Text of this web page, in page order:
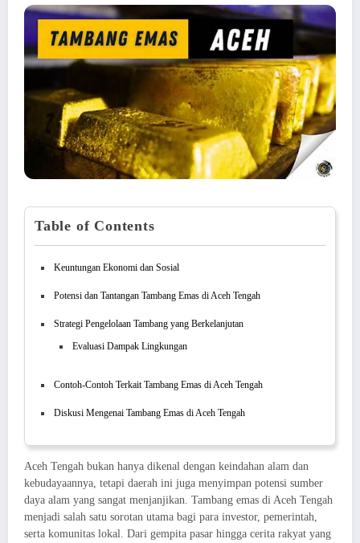
Table of Contents
Keuntungan Ekonomi dan Sosial
Potensi dan Tantangan Tambang Emas di Aceh Tengah
Strategi Pengelolaan Tambang yang Berkelanjutan
Evaluasi Dampak Lingkungan
Contoh-Contoh Terkait Tambang Emas di Aceh Tengah
Diskusi Mengenai Tambang Emas di Aceh Tengah
Aceh Tengah bukan hanya dikenal dengan keindahan alam dan
kebudayaannya, tetapi daerah ini juga menyimpan potensi sumber
daya alam yang sangat menjanjikan. Tambang emas di Aceh Tengah
menjadi salah satu sorotan utama bagi para investor, pemerintah,
serta komunitas lokal. Dari gempita pasar hingga cerita rakyat yang